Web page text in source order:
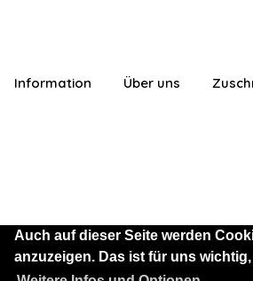
Auch auf dieser Seite werden
anzuzeigen. Das ist für uns
Sie
Information Über uns